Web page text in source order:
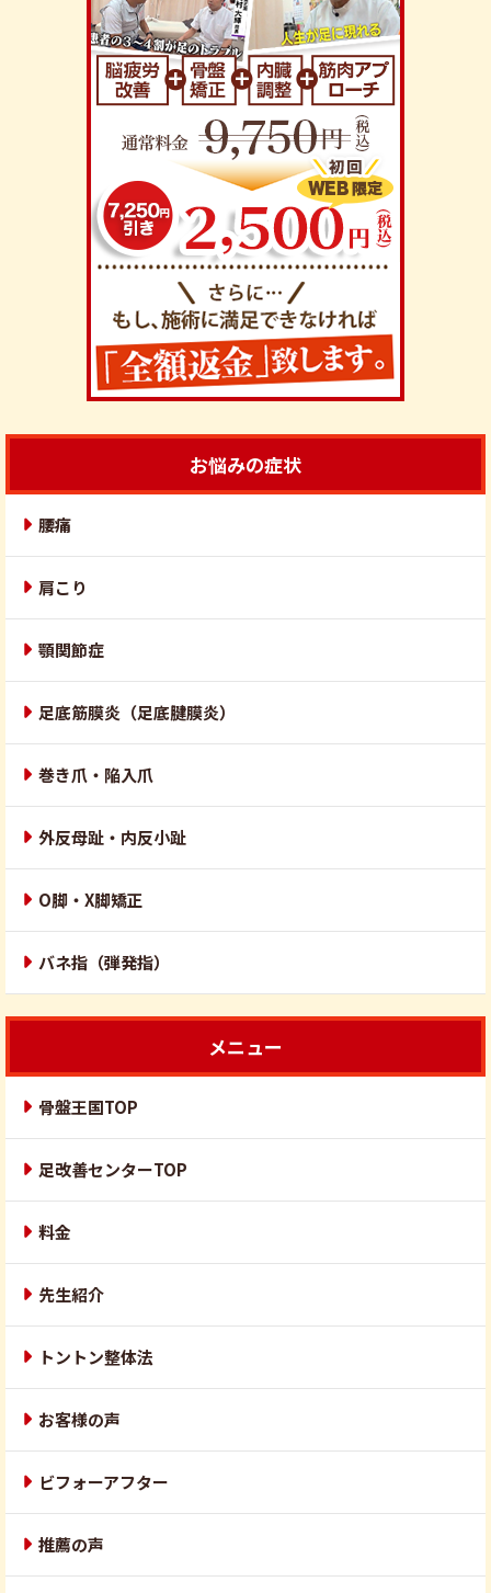
お悩みの症状
腰痛
肩こり
顎関節症
足底筋膜炎（足底腱膜炎）
巻き爪・陥入爪
外反母趾・内反小趾
O脚・X脚矯正
バネ指（弾発指）
メニュー
骨盤王国TOP
足改善センターTOP
料金
先生紹介
トントン整体法
お客様の声
ビフォーアフター
推薦の声